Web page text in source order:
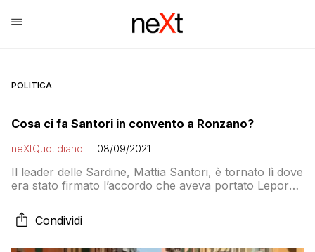
POLITICA
Cosa ci fa Santori in convento a Ronzano?
neXtQuotidiano 08/09/2021
Il leader delle Sardine, Mattia Santori, è tornato lì dove
era stato firmato l’accordo che aveva portato Lepore
Condividi